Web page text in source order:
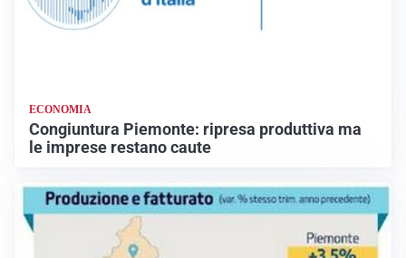
ECONOMIA
Congiuntura Piemonte: ripresa produttiva ma
le imprese restano caute